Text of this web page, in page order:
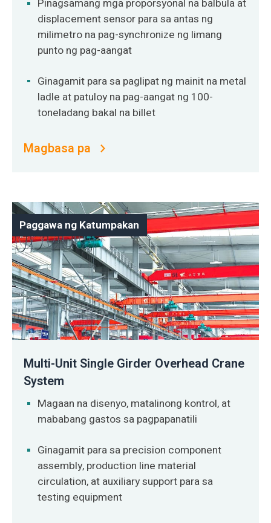
Pinagsamang mga proporsyonal na balbula at
displacement sensor para sa antas ng
milimetro na pag-synchronize ng limang
punto ng pag-aangat
Ginagamit para sa paglipat ng mainit na metal
ladle at patuloy na pag-aangat ng 100-
toneladang bakal na billet
Magbasa pa
Paggawa ng Katumpakan
Multi-Unit Single Girder Overhead Crane
System
Magaan na disenyo, matalinong kontrol, at
mababang gastos sa pagpapanatili
Ginagamit para sa precision component
assembly, production line material
circulation, at auxiliary support para sa
testing equipment